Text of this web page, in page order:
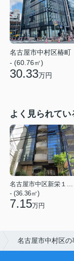
名古屋市中村区椿町
- (60.76㎡)
30.33万円
よく見られてい
- (36.36㎡)
7.15万円
名古屋市中村区の